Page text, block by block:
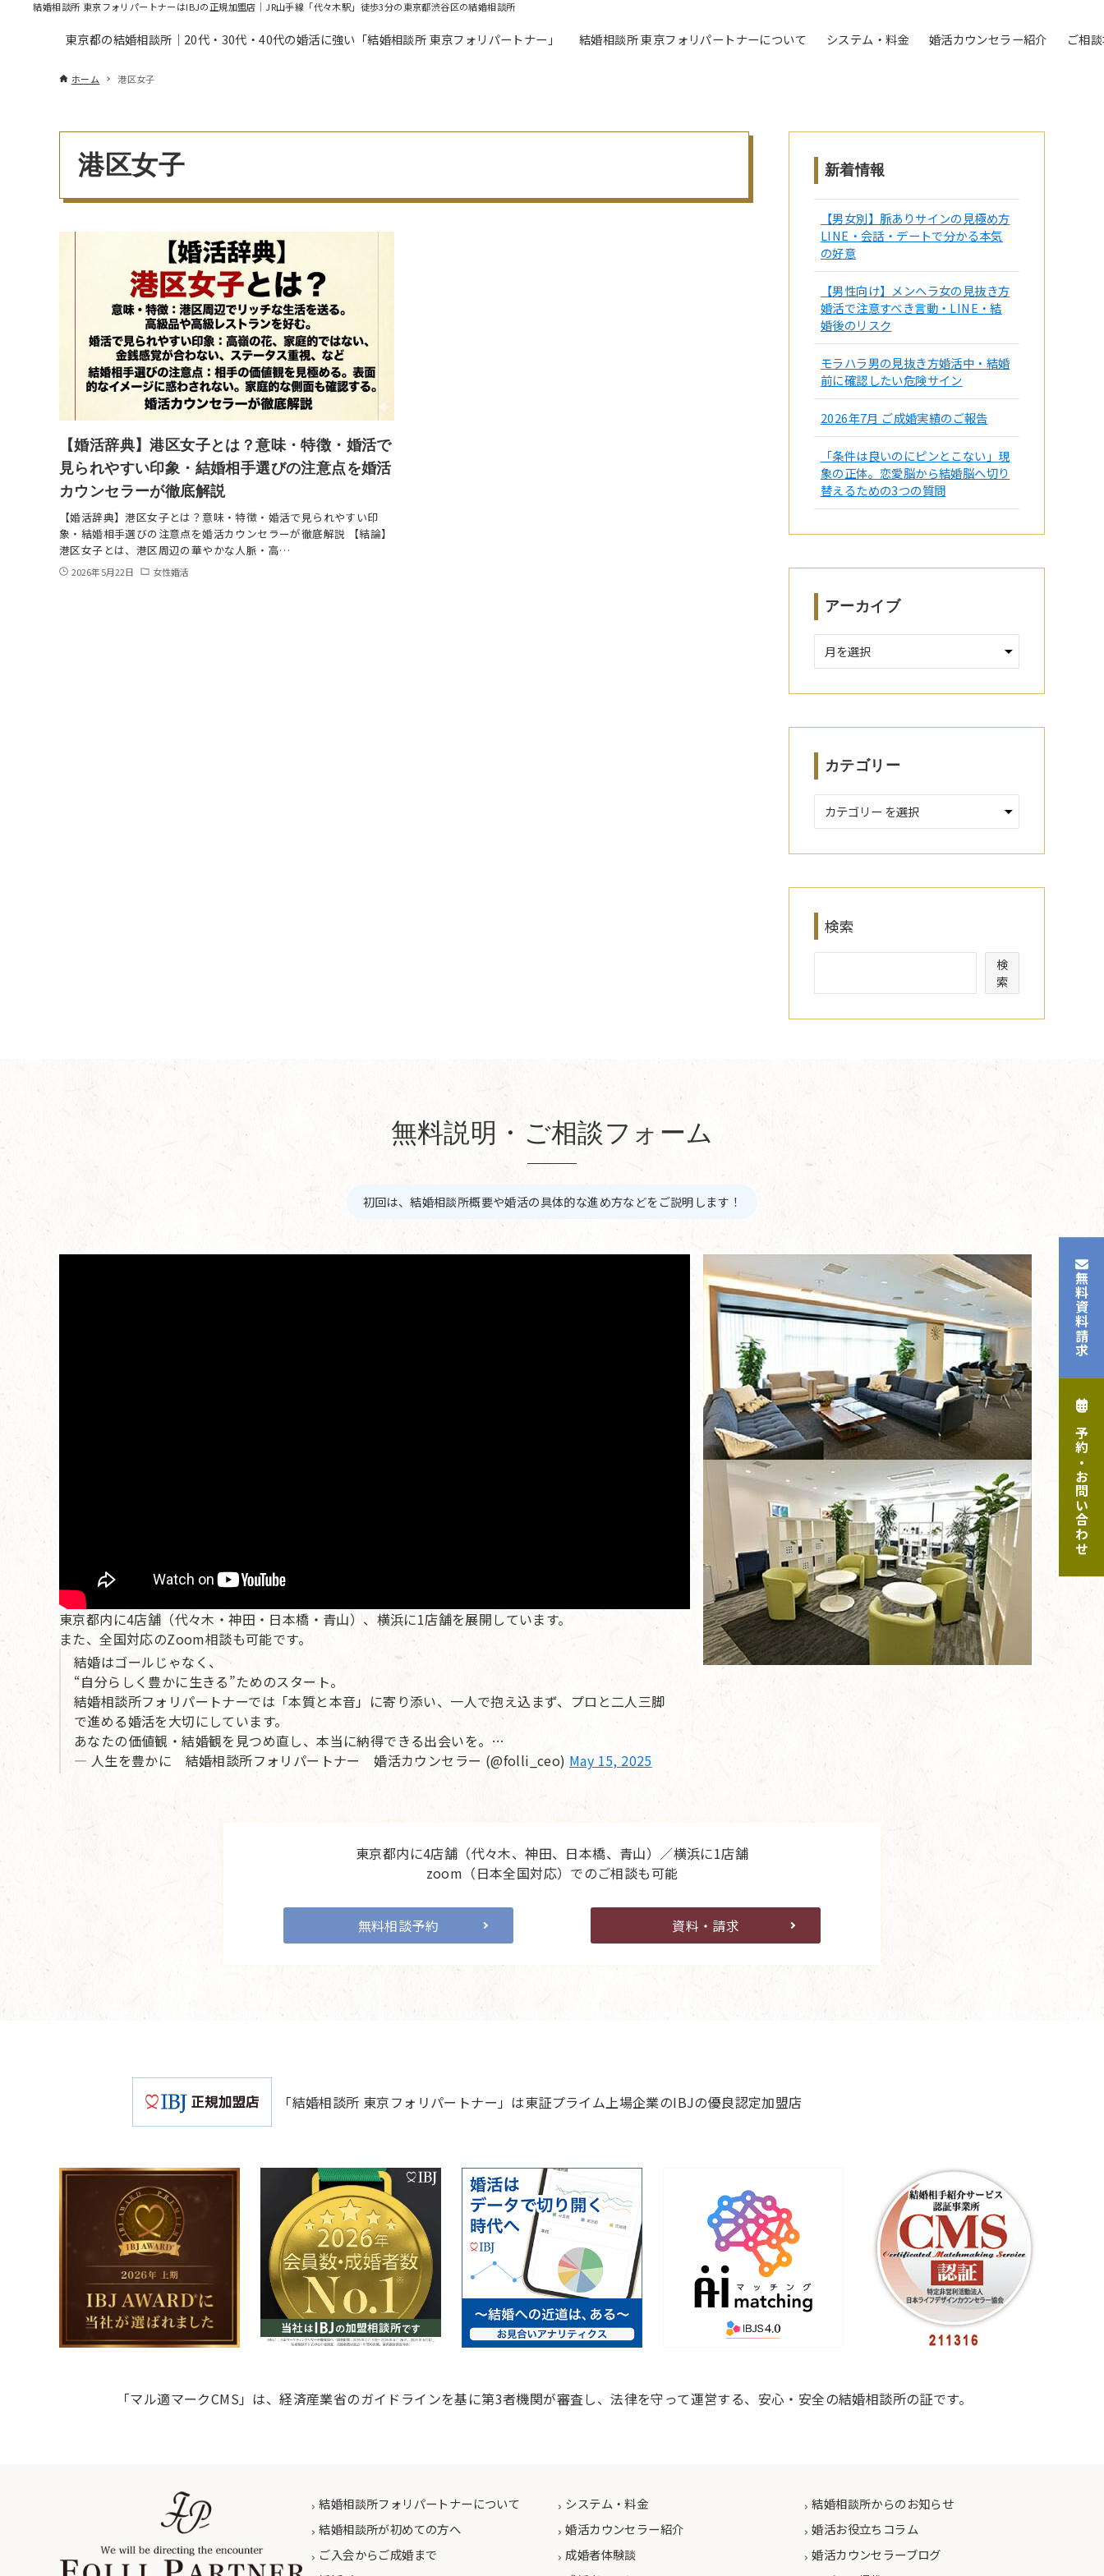
結婚相談所 東京フォリパートナーはIBJの正規加盟店｜JR山手線「代々木駅」徒歩3分の東京都渋谷区の結婚相談所
東京都の結婚相談所｜20代・30代・40代の婚活に強い「結婚相談所 東京フォリパートナー」 結婚相談所 東京フォリパートナーについて システム・料金 婚活カウンセラー紹介 ご相
ホーム 港区女子
港区女子
【婚活辞典】港区女子とは？意味・特徴・婚活で
見られやすい印象・結婚相手選びの注意点を婚活
カウンセラーが徹底解説
【婚活辞典】港区女子とは？意味・特徴・婚活で見られやすい印
象・結婚相手選びの注意点を婚活カウンセラーが徹底解説 【結論】
港区女子とは、港区周辺の華やかな人脈・高…
2026年5月22日 女性婚活
新着情報
【男女別】脈ありサインの見極め方
LINE・会話・デートで分かる本気
の好意
【男性向け】メンヘラ女の見抜き方
婚活で注意すべき言動・LINE・結
婚後のリスク
モラハラ男の見抜き方婚活中・結婚
前に確認したい危険サイン
2026年7月 ご成婚実績のご報告
「条件は良いのにピンとこない」現
象の正体。恋愛脳から結婚脳へ切り
替えるための3つの質問
アーカイブ
ー
イ
カテゴリー
検索
検
索
無料説明・ご相談フォーム
初回は、結婚相談所概要や婚活の具体的な進め方などをご説明します！
東京都内に4店舗（代々木・神田・日本橋・青山）、横浜に1店舗を展開しています。
また、全国対応のZoom相談も可能です。
結婚はゴールじゃなく、
“自分らしく豊かに生きる”ためのスタート。
結婚相談所フォリパートナーでは「本質と本音」に寄り添い、一人で抱え込まず、プロと二人三脚
で進める婚活を大切にしています。
あなたの価値観・結婚観を見つめ直し、本当に納得できる出会いを。…
— 人生を豊かに 結婚相談所フォリパートナー 婚活カウンセラー (@folli_ceo) May 15, 2025
東京都内に4店舗（代々木、神田、日本橋、青山）／横浜に1店舗
zoom（日本全国対応）でのご相談も可能
無料相談予約 資料・請求
「結婚相談所 東京フォリパートナー」は東証プライム上場企業のIBJの優良認定加盟店
「マル適マークCMS」は、経済産業省のガイドラインを基に第3者機関が審査し、法律を守って運営する、安心・安全の結婚相談所の証です。
結婚相談所フォリパートナーについて
結婚相談所が初めての方へ
ご入会からご成婚まで
システム・料金
婚活カウンセラー紹介
成婚者体験談
結婚相談所からのお知らせ
婚活お役立ちコラム
婚活カウンセラーブログ
無料資料請求
ご予約・お問い合わせ